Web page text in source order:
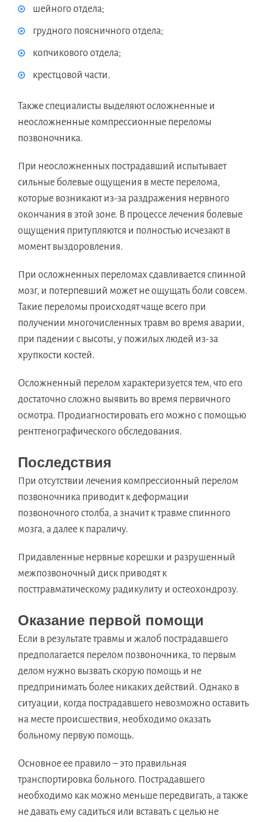
шейного отдела;
грудного поясничного отдела;
копчикового отдела;
крестцовой части.
Также специалисты выделяют осложненные и
неосложненные компрессионные переломы
позвоночника.
При неосложненных пострадавший испытывает
сильные болевые ощущения в месте перелома,
которые возникают из-за раздражения нервного
окончания в этой зоне. В процессе лечения болевые
ощущения притупляются и полностью исчезают в
момент выздоровления.
При осложненных переломах сдавливается спинной
мозг, и потерпевший может не ощущать боли совсем.
Такие переломы происходят чаще всего при
получении многочисленных травм во время аварии,
при падении с высоты, у пожилых людей из-за
хрупкости костей.
Осложненный перелом характеризуется тем, что его
достаточно сложно выявить во время первичного
осмотра. Продиагностировать его можно с помощью
рентгенографического обследования.
Последствия
При отсутствии лечения компрессионный перелом
позвоночника приводит к деформации
позвоночного столба, а значит к травме спинного
мозга, а далее к параличу.
Придавленные нервные корешки и разрушенный
межпозвоночный диск приводят к
посттравматическому радикулиту и остеохондрозу.
Оказание первой помощи
Если в результате травмы и жалоб пострадавшего
предполагается перелом позвоночника, то первым
делом нужно вызвать скорую помощь и не
предпринимать более никаких действий. Однако в
ситуации, когда пострадавшего невозможно оставить
на месте происшествия, необходимо оказать
больному первую помощь.
Основное ее правило – это правильная
транспортировка больного. Пострадавшего
необходимо как можно меньше передвигать, а также
не давать ему садиться или вставать с целью не